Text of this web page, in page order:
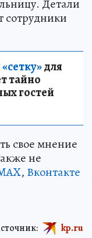
Детали
сотрудники
для
тайно
гостей
свое мнение
не
, Вконтакте
kp.ru